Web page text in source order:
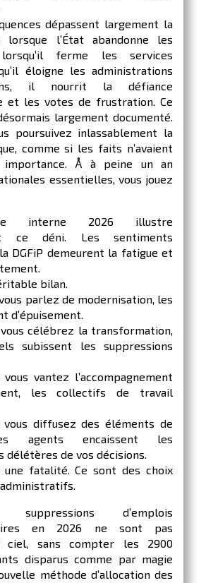
dépassent largement la
lorsque l’État abandonne les
ferme les services
éloigne les administrations
il nourrit la défiance
et les votes de frustration. Ce
largement documenté.
poursuivez inlassablement la
comme si les faits n’avaient
importance. Å à peine un an
essentielles, vous jouez
interne 2026 illustre
ce déni. Les sentiments
DGFiP demeurent la fatigue et
bilan.
parlez de modernisation, les
d’épuisement.
célébrez la transformation,
subissent les suppressions
vantez l’accompagnement
les collectifs de travail
vous diffusez des éléments de
agents encaissent les
délétères de vos décisions.
une fatalité. Ce sont des choix
d’emplois
en 2026 ne sont pas
ciel, sans compter les 2900
disparus comme par magie
méthode d’allocation des